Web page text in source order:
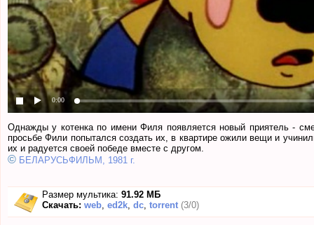
0:00
Однажды у котенка по имени Филя появляется новый приятель -
просьбе Фили попытался создать их, в квартире ожили вещи и
их и радуется своей победе вместе с другом.
© БЕЛАРУСЬФИЛЬМ, 1981 г.
Размер мультика: 91.92 МБ
Скачать: web ed2k dc torrent (3/0)